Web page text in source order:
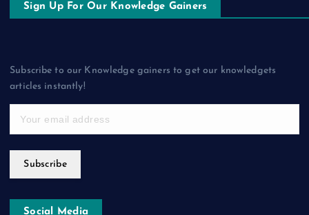
Sign Up For Our Knowledge Gainers
Subscribe to our Knowledge gainers to get our knowledgets
articles instantly!
Subscribe
Social Media